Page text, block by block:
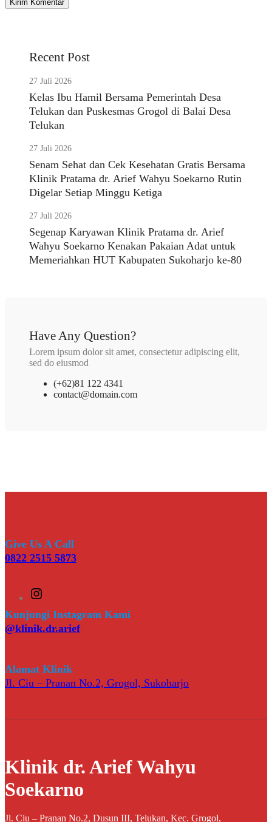
Recent Post
27 Juli 2026
Kelas Ibu Hamil Bersama Pemerintah Desa
Telukan dan Puskesmas Grogol di Balai Desa
Telukan
27 Juli 2026
Senam Sehat dan Cek Kesehatan Gratis Bersama
Klinik Pratama dr. Arief Wahyu Soekarno Rutin
Digelar Setiap Minggu Ketiga
27 Juli 2026
Segenap Karyawan Klinik Pratama dr. Arief
Wahyu Soekarno Kenakan Pakaian Adat untuk
Memeriahkan HUT Kabupaten Sukoharjo ke-80
Have Any Question?
Lorem ipsum dolor sit amet, consectetur adipiscing elit,
sed do eiusmod
(+62)81 122 4341
contact@domain.com
Give Us A Call
0822 2515 5873
s
t
a
a
m
Kunjungi Instagram Kami
@klinik.dr.arief
Alamat Klinik
Jl. Ciu – Pranan No.2, Grogol, Sukoharjo
Klinik dr. Arief Wahyu
Soekarno
Jl. Ciu – Pranan No.2, Dusun III, Telukan, Kec. Grogol,